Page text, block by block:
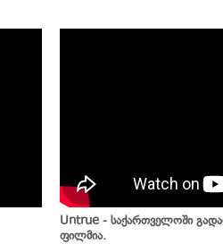
Untrue - საქართველოში
ფილმია.